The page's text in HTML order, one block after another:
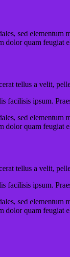
sed elementum
dolor quam feugiat
tellus a velit,
facilisis ipsum.
sed elementum
dolor quam feugiat
tellus a velit,
facilisis ipsum.
sed elementum
dolor quam feugiat